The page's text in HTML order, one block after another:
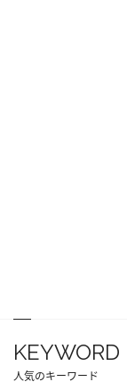
KEYWORD
人気のキーワード